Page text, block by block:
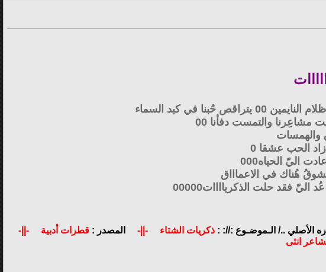
حُبنا في كبد السماء
مشاعِرنا والتمست دفأنا 00
والهمسات
زاد الحب عشقا 0
اليّ الحياه000
هُناك في الاعماااق
الأصلي ../ الـموضـوع ://: :ذكريات الشتاء -||- المصدر :قطرات أدبية
-||-
انثى